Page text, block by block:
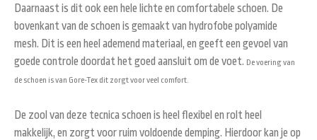
Daarnaast is dit ook een hele lichte en comfortabele schoen. De
bovenkant van de schoen is gemaakt van hydrofobe polyamide
mesh. Dit is een heel ademend materiaal, en geeft een gevoel van
goede controle doordat het goed aansluit om de voet. De voering van
de schoen is van Gore-Tex dit zorgt voor veel comfort.
De zool van deze tecnica schoen is heel flexibel en rolt heel
makkelijk, en zorgt voor ruim voldoende demping. Hierdoor kan je op